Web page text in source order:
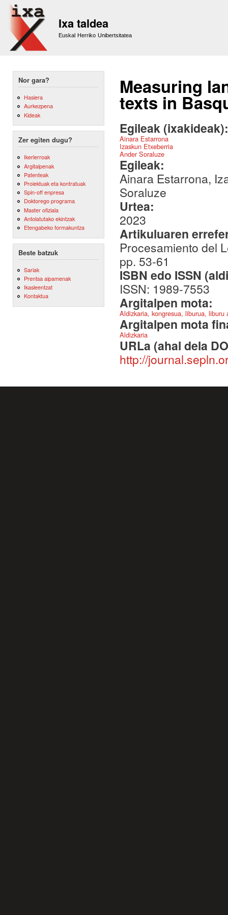
Ixa taldea
Euskal Herriko Unibertsitatea
Nor gara?
Hasiera
Aurkezpena
Kideak
Zer egiten dugu?
Ikerlerroak
Argitalpenak
Patenteak
Proiektuak eta kontratuak
Spin-off enpresa
Doktorego programa
Master ofiziala
Antolatutako ekintzak
Etengabeko formakuntza
Beste batzuk
Sariak
Prentsa aipamenak
Ikasleentzat
Kontaktua
Measuring
texts in
Egileak
Ainara Estarrona
Izaskun Etxeberria
Ander Soraluze
Egileak:
Ainara Estarrona,
Soraluze
Urtea:
2023
Artikuluaren
Procesamiento del
pp. 53-61
ISBN edo ISSN
ISSN: 1989-7553
Argitalpen mota:
Aldizkaria, kongresua, liburua,
Argitalpen mota
Aldizkaria
URLa (ahal dela
http://